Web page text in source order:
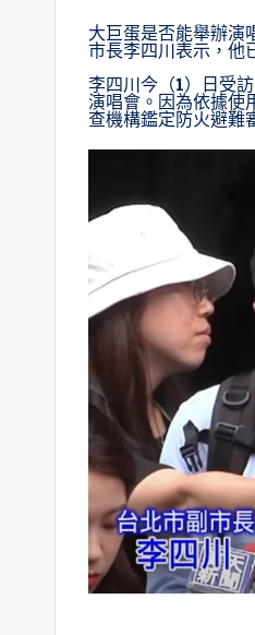
大巨蛋是否能舉辦演
市長李四川表示，他
李四川今（1）日受
演唱會。因為依據使
查機構鑑定防火避難